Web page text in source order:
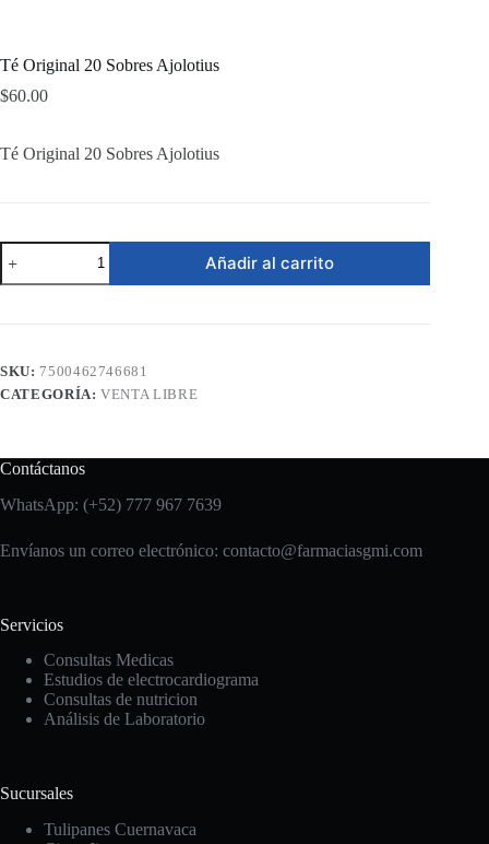
Té Original 20 Sobres Ajolotius
$60.00
Té Original 20 Sobres Ajolotius
Té
Original
20
Añadir al carrito
SKU: 7500462746681
CATEGORÍA:VENTA LIBRE
Contáctanos
WhatsApp: (+52) 777 967 7639
Envíanos un correo electrónico: contacto@farmaciasgmi.com
Servicios
Consultas Medicas
Estudios de electrocardiograma
Consultas de nutricion
Análisis de Laboratorio
Sucursales
Tulipanes Cuernavaca